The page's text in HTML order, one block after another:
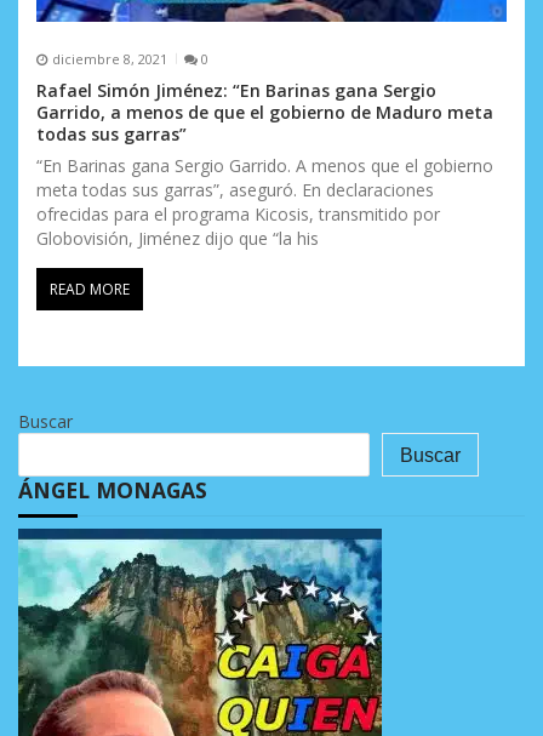
diciembre 8, 2021 0
Rafael Simón Jiménez: “En Barinas gana Sergio
Garrido, a menos de que el gobierno de Maduro meta
todas sus garras”
“En Barinas gana Sergio Garrido. A menos que el gobierno
meta todas sus garras”, aseguró. En declaraciones
ofrecidas para el programa Kicosis, transmitido por
Globovisión, Jiménez dijo que “la his
READ MORE
Buscar
Buscar
ÁNGEL MONAGAS